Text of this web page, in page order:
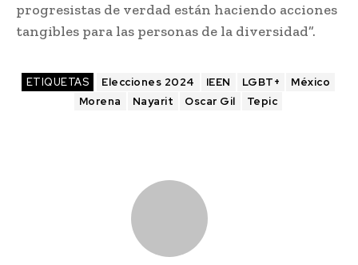
progresistas de verdad están haciendo acciones
tangibles para las personas de la diversidad”.
ETIQUETAS Elecciones 2024 IEEN LGBT+
México
Morena
Nayarit Oscar Gil Tepic